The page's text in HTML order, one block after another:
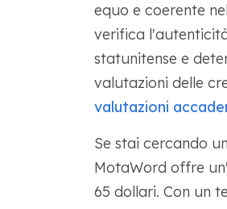
equo e coerente
verifica
statunitense e
valutazioni delle
valutazioni
Se stai cercando
MotaWord offre
65 dollari. Con un